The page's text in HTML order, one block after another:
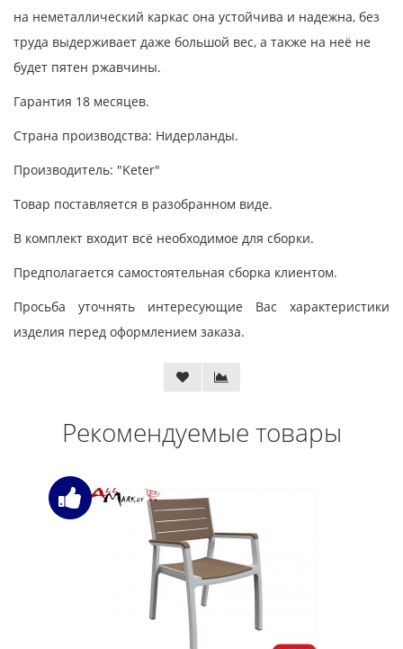
на неметаллический каркас она устойчива и надежна, без
труда выдерживает даже большой вес, а также на неё не
будет пятен ржавчины.
Гарантия 18 месяцев.
Страна производства: Нидерланды.
Производитель: "Keter"
Товар поставляется в разобранном виде.
В комплект входит всё необходимое для сборки.
Предполагается самостоятельная сборка клиентом.
Просьба уточнять интересующие Вас характеристики
изделия перед оформлением заказа.
Рекомендуемые товары